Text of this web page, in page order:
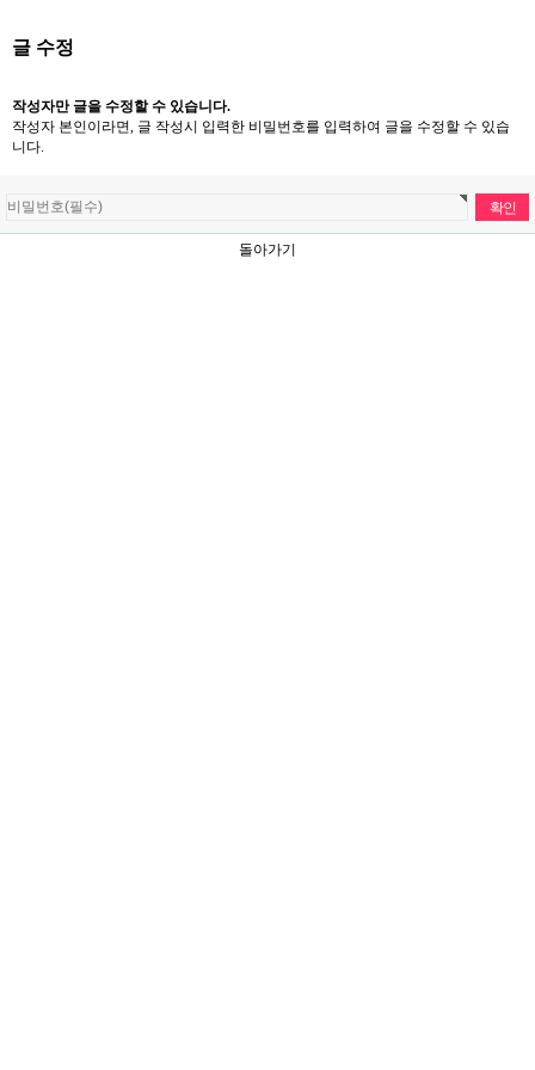
글 수정
작성자만 글을 수정할 수 있습니다.
작성자 본인이라면, 글 작성시 입력한 비밀번호를 입력하여 글을 수정할 수 있습
니다.
돌아가기